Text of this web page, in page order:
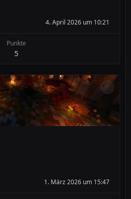
4. April 2026 um 10:21
Punkte
5
1. März 2026 um 15:47